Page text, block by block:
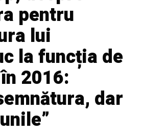
pentru
lui
la funcția de
2016:
dar